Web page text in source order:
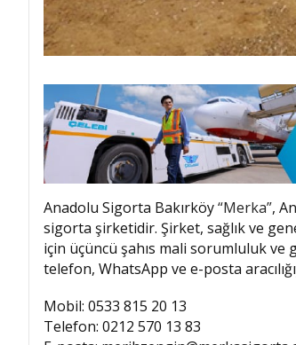
Anadolu Sigorta Bakırköy“Merka”,
sigorta şirketidir. Şirket, sağlık ve
için üçüncü şahıs mali sorumluluk
telefon, WhatsApp ve e-posta
Mobil: 0533 815 20 13
Telefon: 0212 570 13 83